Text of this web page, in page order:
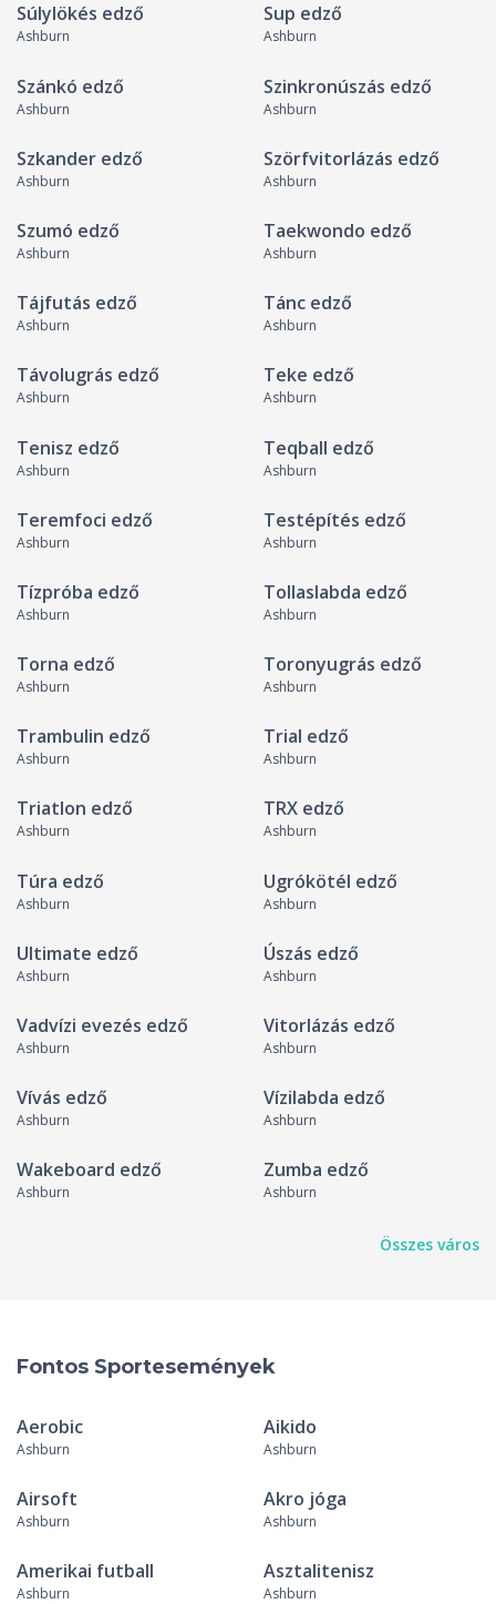
Súlylökés edző
Ashburn
Sup edző
Ashburn
Szánkó edző
Ashburn
Szinkronúszás edző
Ashburn
Szkander edző
Ashburn
Szörfvitorlázás edző
Ashburn
Szumó edző
Ashburn
Taekwondo edző
Ashburn
Tájfutás edző
Ashburn
Tánc edző
Ashburn
Távolugrás edző
Ashburn
Teke edző
Ashburn
Tenisz edző
Ashburn
Teqball edző
Ashburn
Teremfoci edző
Ashburn
Testépítés edző
Ashburn
Tízpróba edző
Ashburn
Tollaslabda edző
Ashburn
Torna edző
Ashburn
Toronyugrás edző
Ashburn
Trambulin edző
Ashburn
Trial edző
Ashburn
Triatlon edző
Ashburn
TRX edző
Ashburn
Túra edző
Ashburn
Ugrókötél edző
Ashburn
Ultimate edző
Ashburn
Úszás edző
Ashburn
Vadvízi evezés edző
Ashburn
Vitorlázás edző
Ashburn
Vívás edző
Ashburn
Vízilabda edző
Ashburn
Wakeboard edző
Ashburn
Zumba edző
Ashburn
Összes város
Fontos Sportesemények
Aerobic
Ashburn
Aikido
Ashburn
Airsoft
Ashburn
Akro jóga
Ashburn
Amerikai futball
Ashburn
Asztalitenisz
Ashburn